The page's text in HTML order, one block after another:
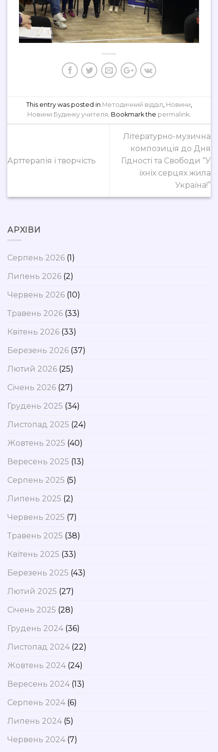
This entry was posted in Методичний відділ, Новини,
Новини Будинку учителя. Bookmark the permalink.
Арттерапія і творчість
Літературно-музична
композиція до Дня
Гідності та Свободи “У
їхніх серцях жила
Україна!”
АРХІВИ
Серпень 2026 (1)
Липень 2026 (2)
Червень 2026 (10)
Травень 2026 (33)
Квітень 2026 (33)
Березень 2026 (37)
Лютий 2026 (25)
Січень 2026 (27)
Грудень 2025 (34)
Листопад 2025 (24)
Жовтень 2025 (40)
Вересень 2025 (13)
Серпень 2025 (5)
Липень 2025 (2)
Червень 2025 (7)
Травень 2025 (38)
Квітень 2025 (33)
Березень 2025 (43)
Лютий 2025 (27)
Січень 2025 (28)
Грудень 2024(36)
Листопад 2024(22)
Жовтень 2024(24)
Вересень 2024(13)
Серпень 2024(6)
Липень 2024(5)
Червень 2024(7)